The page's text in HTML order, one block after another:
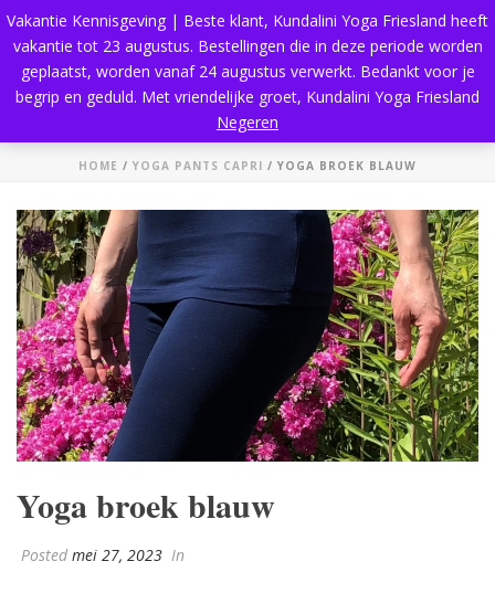
HOME / YOGA PANTS CAPRI / YOGA BROEK BLAUW
Yoga broek blauw
Posted mei 27, 2023 In
Vakantie Kennisgeving | Beste klant, Kundalini Yoga Friesland heeft
vakantie tot 23 augustus. Bestellingen die in deze periode worden
geplaatst, worden vanaf 24 augustus verwerkt. Bedankt voor je
begrip en geduld. Met vriendelijke groet, Kundalini Yoga Friesland
Negeren